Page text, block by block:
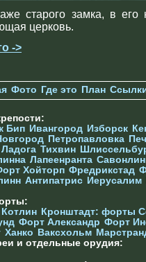
старого замка, в его
церковь.
->
Фото Где это План
Бип Ивангород Изборск
Петропавловка
Тихвин
Лапеенранта
Хойторп Фредрикстад
Антипатрис Иерусалим
Кронштадт: форты
Форт Александр Форт
Ханко Ваксхольм
и отдельные орудия: